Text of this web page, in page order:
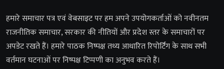
हमारे समाचार पत्र एवं वेबसाइट पर हम अपने उपयोगकर्ताओं को नवीनतम
राजनीतिक समाचार, सरकार की नीतियों और प्रदेश स्तर के समाचारों पर
अपडेट रखते हैं। हमारे पाठक निष्पक्ष तथ्य आधारित रिपोर्टिंग के साथ सभी
वर्तमान घटनाओं पर निष्पक्ष टिप्पणी का अनुभव करते हैं।